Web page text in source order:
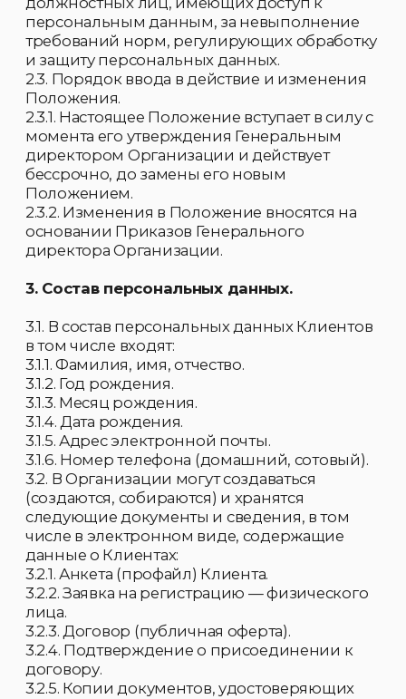
4.1.1. Оказание консультационных,
информационных и посреднических услуг.
4.1.2. Иные сделки, не запрещенные
законодательством, а также комплекс
действий с персональными данными,
необходимых для исполнения
вышеуказанных сделок.
4.1.3. В целях исполнения требований
законодательства РФ.
4.2. Условием прекращения обработки
персональных данных является ликвидация
Организации, а также соответствующее
требование Клиента.
5. Сбор, обработка и защита
персональных данных.
5.1. Порядок получения (сбора)
персональных данных:
письменного согласия, кроме случаев,
Положения и иных случаях,
предусмотренных законами РФ.
5.1.2. Согласие Клиента на использование его
персональных данных хранится в
Организации в бумажном и/или
электронном виде. 5.1.3. Согласие субъекта на
обработку персональных данных действует
в течение всего срока действия договора, а
также в течение 5 лет с даты прекращения
действия договорных отношений Клиента с
Организацией. По истечении указанного
срока действие согласия считается
продленным на каждые следующие пять
лет при отсутствии сведений о его отзыве
5.1.4. Если персональные данные Клиента
возможно получить только у третьей
стороны, Клиент должен быть уведомлен об
этом заранее и от него должно быть
получено письменное согласие. Третье
лицо, предоставляющее персональные
согласием субъекта на передачу
персональных данных Организации.
Организация обязана получить
подтверждение от третьего лица,
передающего персональные данные
Клиента о том, что персональные данные